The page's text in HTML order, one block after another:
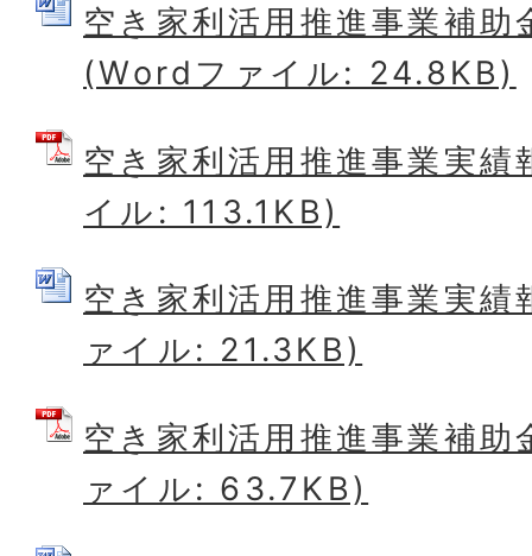
空き家利活用推進事業補助
(Wordファイル: 24.8KB)
空き家利活用推進事業実
イル: 113.1KB)
空き家利活用推進事業実
ァイル: 21.3KB)
空き家利活用推進事業補
ァイル: 63.7KB)